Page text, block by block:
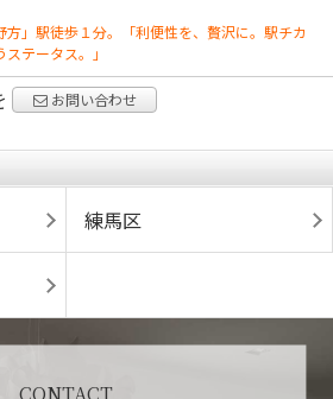
方」駅徒歩１分。「利便性を、贅沢に。駅チカ
テータス。」
お問い合わせ
練馬区
CONTACT